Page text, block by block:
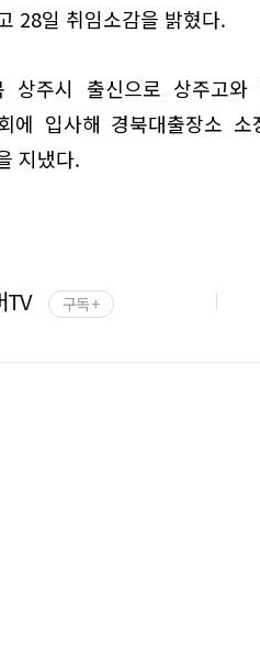
28일 취임소감을 밝혔다.
상주시 출신으로 상주고
에 입사해 경북대출장소
지냈다.
TV 구독 +